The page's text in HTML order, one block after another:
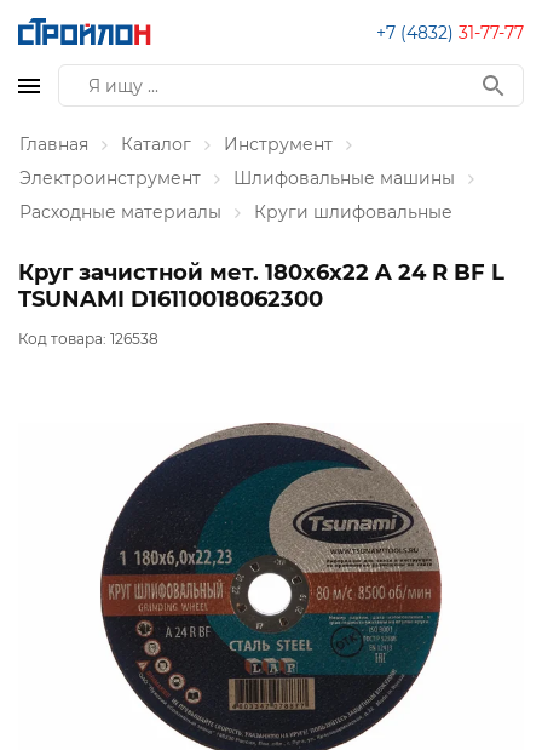
+7 (4832) 31-77-77
Главная Каталог
Инструмент
Электроинструмент
Шлифовальные машины
Расходные материалы
Круги шлифовальные
Круг зачистной мет. 180х6х22 A 24 R BF L
TSUNAMI D16110018062300
Код товара: 126538